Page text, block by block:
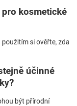
kosmetické
si ověřte, zda
účinné
být přírodní